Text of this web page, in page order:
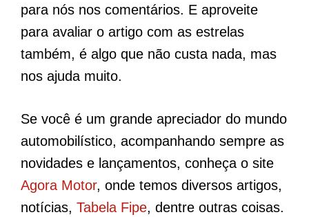
para nós nos comentários. E aproveite
para avaliar o artigo com as estrelas
também, é algo que não custa nada, mas
nos ajuda muito.
Se você é um grande apreciador do mundo
automobilístico, acompanhando sempre as
novidades e lançamentos, conheça o site
Agora Motor, onde temos diversos artigos,
notícias, Tabela Fipe, dentre outras coisas.